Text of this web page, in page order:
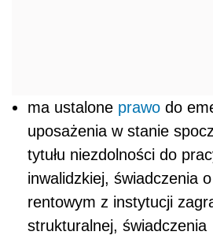
ma ustalone prawo do
uposażenia w stanie
tytułu niezdolności do
inwalidzkiej, świadczenia
rentowym z instytucji
strukturalnej, świadczenia